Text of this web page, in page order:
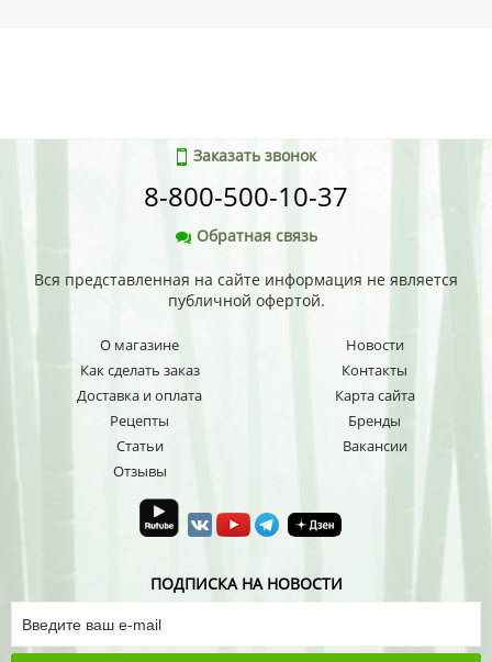
Заказать звонок
8-800-500-10-37
Обратная связь
Вся представленная на сайте информация не является
публичной офертой.
О магазине
Как сделать заказ
Доставка и оплата
Рецепты
Статьи
Отзывы
Новости
Контакты
Карта сайта
Бренды
Вакансии
ПОДПИСКА НА НОВОСТИ